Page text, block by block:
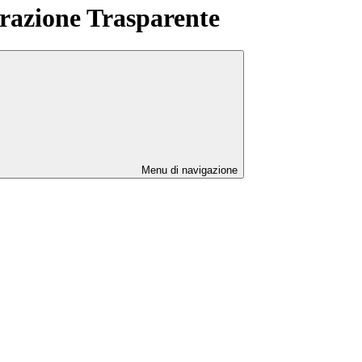
Trasparente
Menu di navigazione